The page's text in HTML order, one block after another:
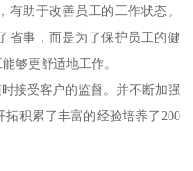
助于改善员工的工作状态。
省事，而是为了保护员工的健
够更舒适地工作。
接受客户的监督。并不断加强
积累了丰富的经验培养了200